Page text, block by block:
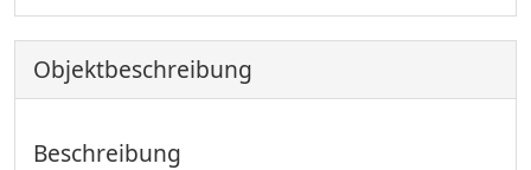
Objekt­beschreibung
Beschreibung